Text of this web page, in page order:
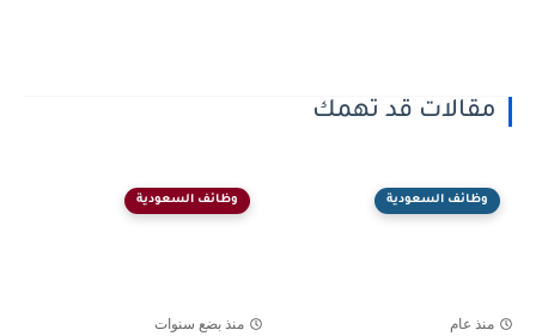
مقالات قد تهمك
وظائف السعودية
منذ عام
وظائف السعودية
منذ بضع سنوات